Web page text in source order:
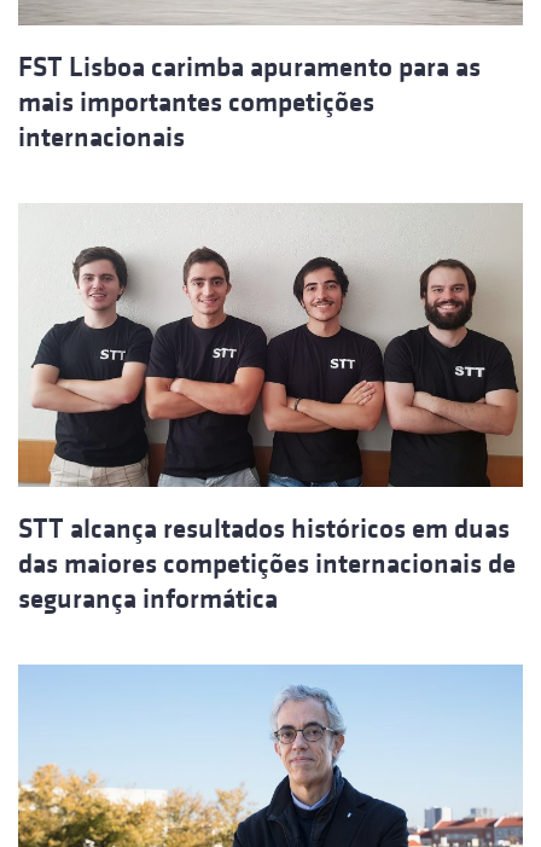
FST Lisboa carimba apuramento para as
mais importantes competições
internacionais
STT alcança resultados históricos em duas
das maiores competições internacionais de
segurança informática